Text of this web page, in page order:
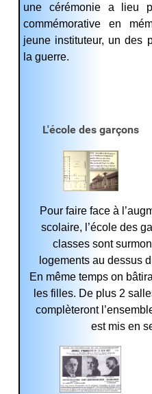
une cérémonie a lieu
commémorative en
jeune instituteur, un des
la guerre.
L'école des garçons
Pour faire face à
scolaire, l’école des
classes sont
logements au dessus
En même temps on
les filles. De plus 2
complèteront
est mis en